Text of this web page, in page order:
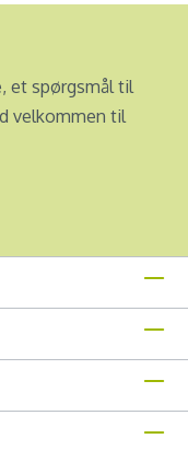
et spørgsmål til
velkommen til